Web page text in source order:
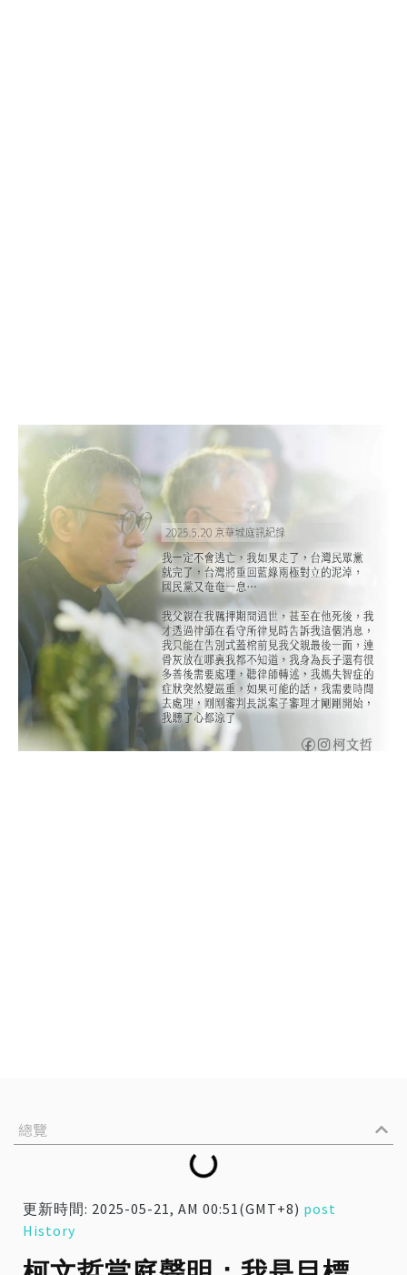
總覽
更新時間: 2025-05-21, AM 00:51(GMT+8) post
History